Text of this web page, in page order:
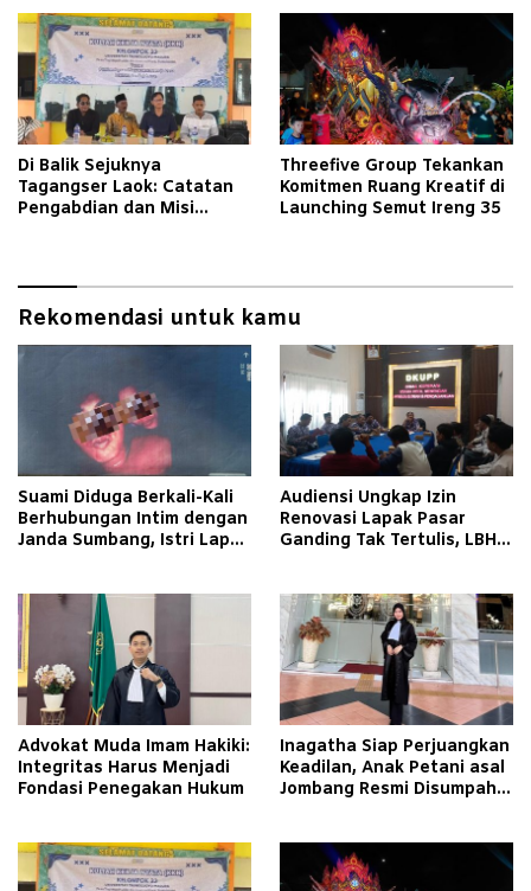
Di Balik Sejuknya
Tagangser Laok: Catatan
Pengabdian dan Misi
Threefive Group Tekankan
Komitmen Ruang Kreatif di
Launching Semut Ireng 35
Rekomendasi untuk kamu
Suami Diduga Berkali-Kali
Berhubungan Intim dengan
Janda Sumbang, Istri Lapor
Audiensi Ungkap Izin
Renovasi Lapak Pasar
Ganding Tak Tertulis, LBH
Advokat Muda Imam Hakiki:
Integritas Harus Menjadi
Fondasi Penegakan Hukum
Inagatha Siap Perjuangkan
Keadilan, Anak Petani asal
Jombang Resmi Disumpah